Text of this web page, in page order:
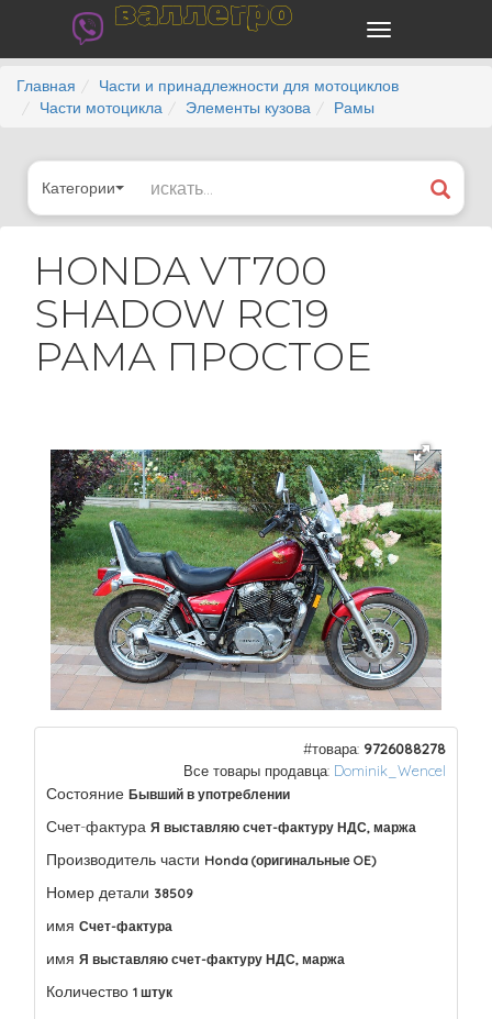
валлегро
Главная
Части и принадлежности для мотоциклов
Части мотоцикла
Элементы кузова Рамы
Категории
HONDA VT700
SHADOW RC19
РАМА ПРОСТОЕ
#товара: 9726088278
Все товары продавца: Dominik_Wencel
Состояние Бывший в употреблении
Счет-фактура Я выставляю счет-фактуру НДС, маржа
Производитель части Honda (оригинальные OE)
Номер детали 38509
имя Счет-фактура
имя Я выставляю счет-фактуру НДС, маржа
Количество 1 штук